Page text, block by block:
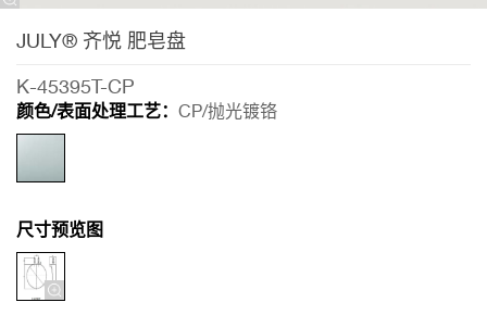
悦
盘
JULY® 齐悦 肥皂盘
K-45395T-CP
颜色/表面处理工艺： CP/抛光镀铬
尺寸预览图